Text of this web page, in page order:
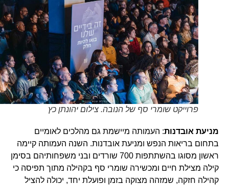
פרוייקט שומרי סף של הנובה. צילום יהונתן כץ
מניעת אובדנות: העמותה מיישמת גם מהלכים לאומיים
בתחום בריאות הנפש ומניעת אובדנות. השנה העמותה קיימה
ראשון מסוגו בהשתתפות 700 שורדים ובני משפחותיהם בסימן
קילה מצילת חיים ומכשירה שומרי סף בקהילה מתוך תפיסה כי
קהילה חזקה, שמזהה מצוקה בזמן ופועלת יחד, יכולה להציל